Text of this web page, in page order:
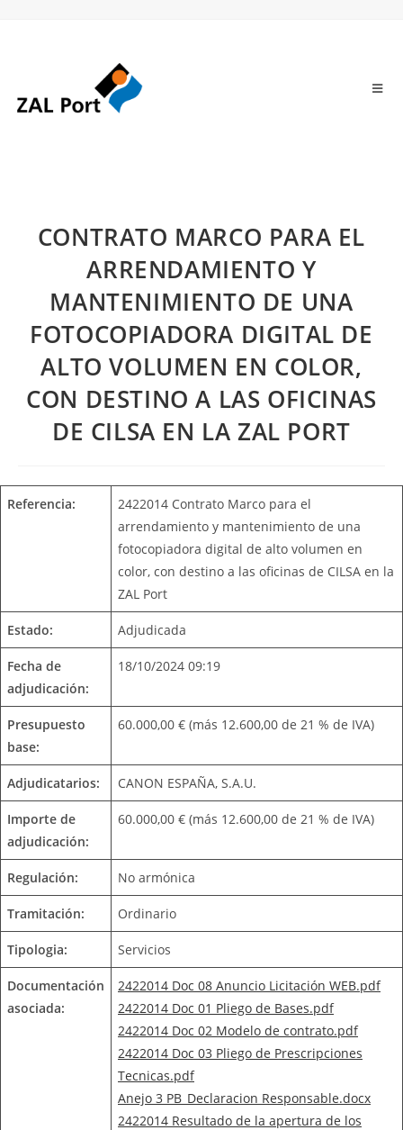
CONTRATO MARCO PARA EL
ARRENDAMIENTO Y
MANTENIMIENTO DE UNA
FOTOCOPIADORA DIGITAL DE
ALTO VOLUMEN EN COLOR,
CON DESTINO A LAS OFICINAS
DE CILSA EN LA ZAL PORT
Referencia:
2422014 Contrato Marco para el
arrendamiento y mantenimiento de una
fotocopiadora digital de alto volumen en
color, con destino a las oficinas de CILSA en la
ZAL Port
Estado: Adjudicada
Fecha de
adjudicación:
18/10/2024 09:19
Presupuesto
base:
60.000,00 € (más 12.600,00 de 21 % de IVA)
Adjudicatarios: CANON ESPAÑA, S.A.U.
Importe de
adjudicación:
60.000,00 € (más 12.600,00 de 21 % de IVA)
Regulación: No armónica
Tramitación: Ordinario
Tipologia: Servicios
Documentación
asociada:
2422014 Doc 08 Anuncio Licitación WEB.pdf
2422014 Doc 01 Pliego de Bases.pdf
2422014 Doc 02 Modelo de contrato.pdf
2422014 Doc 03 Pliego de Prescripciones
Tecnicas.pdf
Anejo 3 PB_Declaracion Responsable.docx
2422014 Resultado de la apertura de los